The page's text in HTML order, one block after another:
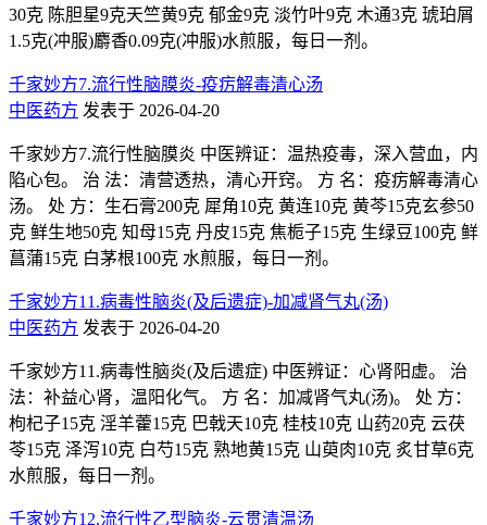
30克 陈胆星9克天竺黄9克 郁金9克 淡竹叶9克 木通3克 琥珀屑
1.5克(冲服)麝香0.09克(冲服)水煎服，每日一剂。
千家妙方7.流行性脑膜炎-疫疠解毒清心汤
中医药方 发表于 2026-04-20
千家妙方7.流行性脑膜炎 中医辨证：温热疫毒，深入营血，内
陷心包。 治 法：清营透热，清心开窍。 方 名：疫疠解毒清心
汤。 处 方：生石膏200克 犀角10克 黄连10克 黄芩15克玄参50
克 鲜生地50克 知母15克 丹皮15克 焦栀子15克 生绿豆100克 鲜
菖蒲15克 白茅根100克 水煎服，每日一剂。
千家妙方11.病毒性脑炎(及后遗症)-加减肾气丸(汤)
中医药方 发表于 2026-04-20
千家妙方11.病毒性脑炎(及后遗症) 中医辨证：心肾阳虚。 治
法：补益心肾，温阳化气。 方 名：加减肾气丸(汤)。 处 方：
枸杞子15克 淫羊藿15克 巴戟天10克 桂枝10克 山药20克 云茯
苓15克 泽泻10克 白芍15克 熟地黄15克 山萸肉10克 炙甘草6克
水煎服，每日一剂。
千家妙方12.流行性乙型脑炎-云贯清温汤